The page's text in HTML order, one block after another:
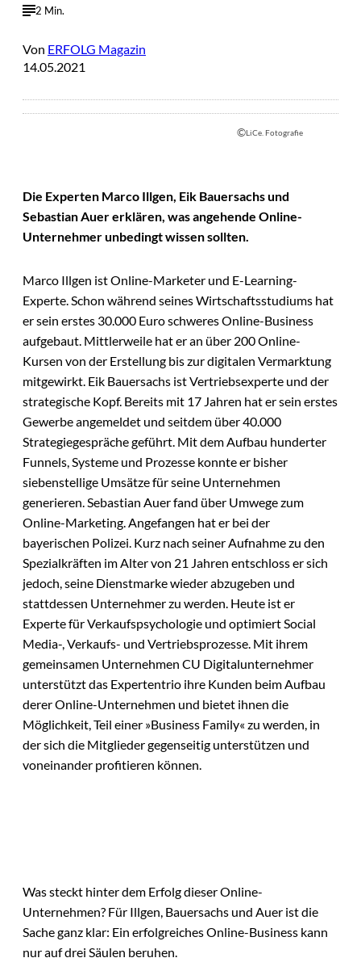
2 Min.
Von ERFOLG Magazin
14.05.2021
©LiCe. Fotografie
Die Experten Marco Illgen, Eik Bauersachs und
Sebastian Auer erklären, was angehende Online-
Unternehmer unbedingt wissen sollten.
Marco Illgen ist Online-Marketer und E-Learning-
Experte. Schon während seines Wirtschaftsstudiums hat
er sein erstes 30.000 Euro schweres Online-Business
aufgebaut. Mittlerweile hat er an über 200 Online-
Kursen von der Erstellung bis zur digitalen Vermarktung
mitgewirkt. Eik Bauersachs ist Vertriebsexperte und der
strategische Kopf. Bereits mit 17 Jahren hat er sein erstes
Gewerbe angemeldet und seitdem über 40.000
Strategiegespräche geführt. Mit dem Aufbau hunderter
Funnels, Systeme und Prozesse konnte er bisher
siebenstellige Umsätze für seine Unternehmen
generieren. Sebastian Auer fand über Umwege zum
Online-Marketing. Angefangen hat er bei der
bayerischen Polizei. Kurz nach seiner Aufnahme zu den
Spezialkräften im Alter von 21 Jahren entschloss er sich
jedoch, seine Dienstmarke wieder abzugeben und
stattdessen Unternehmer zu werden. Heute ist er
Experte für Verkaufspsychologie und optimiert Social
Media-, Verkaufs- und Vertriebsprozesse. Mit ihrem
gemeinsamen Unternehmen CU Digitalunternehmer
unterstützt das Expertentrio ihre Kunden beim Aufbau
derer Online-Unternehmen und bietet ihnen die
Möglichkeit, Teil einer »Business Family« zu werden, in
der sich die Mitglieder gegenseitig unterstützen und
voneinander profitieren können.
Was steckt hinter dem Erfolg dieser Online-
Unternehmen? Für Illgen, Bauersachs und Auer ist die
Sache ganz klar: Ein erfolgreiches Online-Business kann
nur auf drei Säulen beruhen.